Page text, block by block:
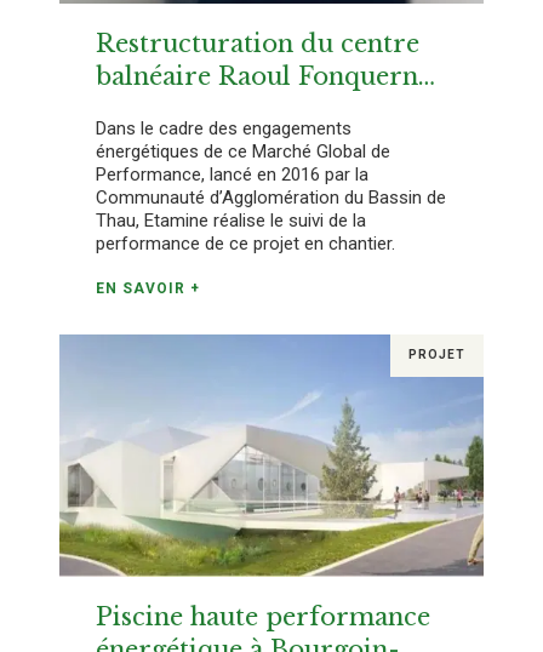
Restructuration du centre
balnéaire Raoul Fonquerne
Dans le cadre des engagements
énergétiques de ce Marché Global de
Performance, lancé en 2016 par la
Communauté d’Agglomération du Bassin de
Thau, Etamine réalise le suivi de la
performance de ce projet en chantier.
EN SAVOIR +
PROJET
Piscine haute performance